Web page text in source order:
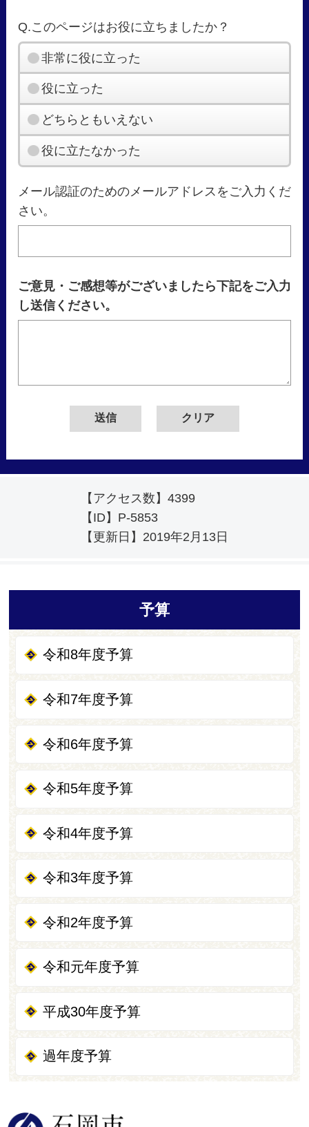
Q.このページはお役に立ちましたか？
非常に役に立った
役に立った
どちらともいえない
役に立たなかった
メール認証のためのメールアドレスをご入力くだ
さい。
ご意見・ご感想等がございましたら下記をご入力
し送信ください。
【アクセス数】 4399
【ID】 P-5853
【更新日】 2019年2月13日
予算
令和8年度予算
令和7年度予算
令和6年度予算
令和5年度予算
令和4年度予算
令和3年度予算
令和2年度予算
令和元年度予算
平成30年度予算
過年度予算